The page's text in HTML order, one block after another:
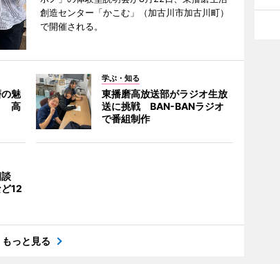
創造センター「かこむ」（加古川市加古川町）
で開催される。
魅
高
学ぶ・知る
東播磨高放送部がラジオ生放
送に挑戦 BAN-BANラジオ
で番組制作
12
もっと見る